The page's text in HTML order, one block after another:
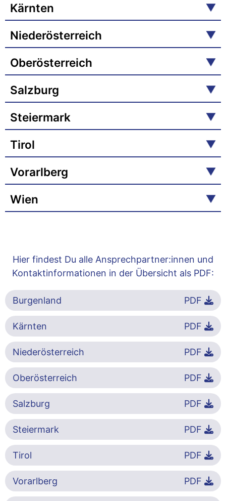
Kärnten
Niederösterreich
Oberösterreich
Salzburg
Steiermark
Tirol
Vorarlberg
Wien
Hier findest Du alle Ansprechpartner:innen und
Kontaktinformationen in der Übersicht als PDF:
Burgenland PDF
Kärnten PDF
Niederösterreich PDF
Oberösterreich PDF
Salzburg PDF
Steiermark PDF
Tirol PDF
Vorarlberg PDF